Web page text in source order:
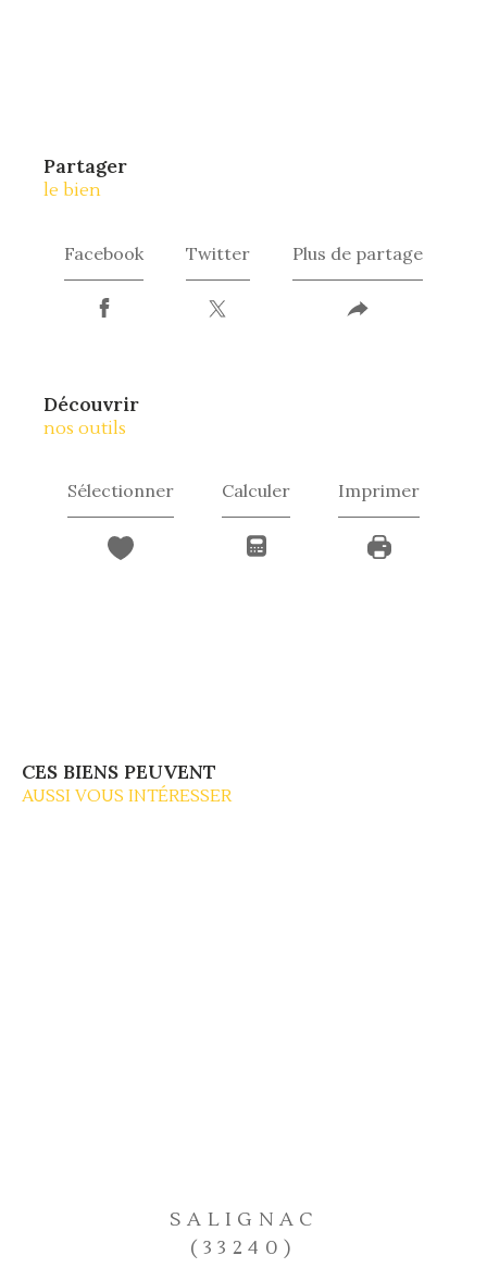
partager
le bien
Facebook Twitter Plus de partage
découvrir
nos outils
Sélectionner Calculer Imprimer
CES BIENS PEUVENT
AUSSI VOUS INTÉRESSER
SALIGNAC
(33240)